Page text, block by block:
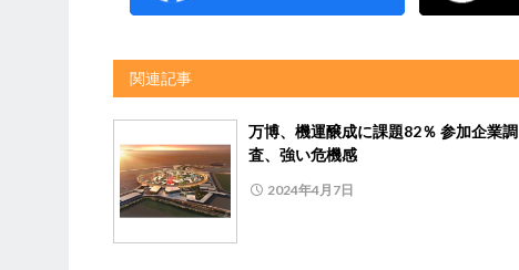
関連記事
万博、機運醸成に課題82％ 参加企業調
査、強い危機感
2024年4月7日